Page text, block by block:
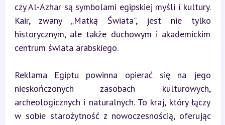
czy Al-Azhar są symbolami egipskiej myśli i kultury.
Kair, zwany „Matką Świata”, jest nie tylko
historycznym, ale także duchowym i akademickim
centrum świata arabskiego.
Reklama Egiptu powinna opierać się na jego
nieskończonych zasobach kulturowych,
archeologicznych i naturalnych. To kraj, który łączy
w sobie starożytność z nowoczesnością, oferując